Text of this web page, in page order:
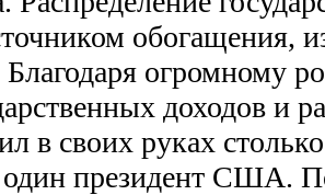
обогащения,
огромному
доходов и
в своих руках
президент США.